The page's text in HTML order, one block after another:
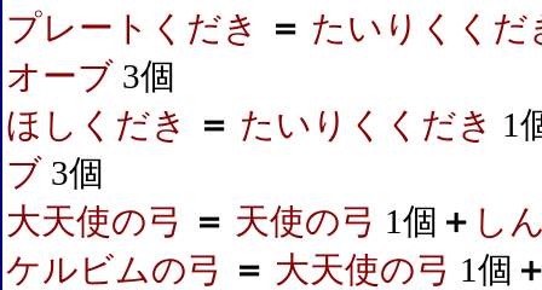
プレートくだき
＝ たいりくくだ
オーブ 3個
ほしくだき
＝ たいりくくだき 1
ブ 3個
大天使の弓 ＝ 天使の弓 1個 ＋ し
ケルビムの弓 ＝ 大天使の弓 1個